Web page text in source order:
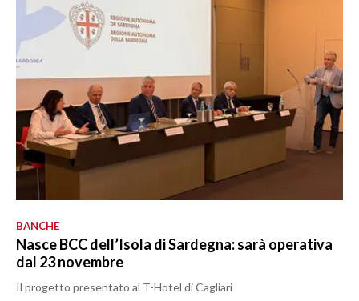
BANCHE
Nasce BCC dell’Isola di Sardegna: sarà operativa
dal 23 novembre
Il progetto presentato al T-Hotel di Cagliari